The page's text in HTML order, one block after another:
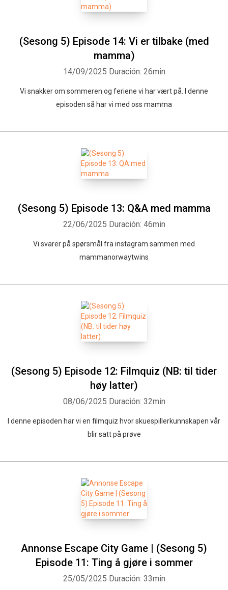
(Sesong 5) Episode 14: Vi er tilbake (med
mamma)
14/09/2025 Duración: 26min
Vi snakker om sommeren og feriene vi har vært på. I denne
episoden så har vi med oss mamma
(Sesong 5) Episode 13: Q&A med mamma
22/06/2025 Duración: 46min
Vi svarer på spørsmål fra instagram sammen med
mammanorwaytwins
(Sesong 5) Episode 12: Filmquiz (NB: til tider
høy latter)
08/06/2025 Duración: 32min
I denne episoden har vi en filmquiz hvor skuespillerkunnskapen vår
blir satt på prøve
Annonse Escape City Game | (Sesong 5)
Episode 11: Ting å gjøre i sommer
25/05/2025 Duración: 33min